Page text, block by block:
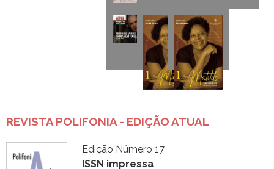
REVISTA POLIFONIA - EDIÇÃO ATUAL
Edição Número 17
ISSN impressa